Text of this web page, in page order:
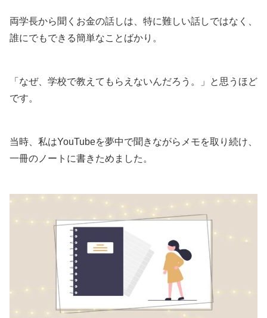
両学長から聞くお金の話しは、特に難しい話しではなく、
誰にでもできる簡単なことばかり。
「なぜ、学校で教えてもらえないんだろう。」と思うほど
です。
当時、私はYouTubeを夢中で聞きながらメモを取り続け、
一冊のノートに書きためました。